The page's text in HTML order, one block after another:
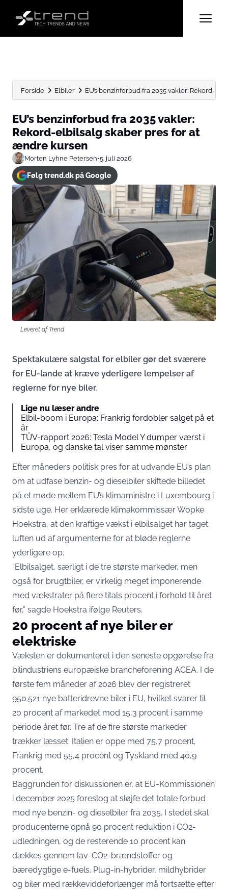
Forside Elbiler EU’s benzinforbud fra 2035 vakler: Rekord-
EU’s benzinforbud fra 2035 vakler:
Rekord-elbilsalg skaber pres for at
ændre kursen
Morten Lyhne Petersen•5. juli 2026
Følg trend.dk på Google
Leveret af Trend
Spektakulære salgstal for elbiler gør det sværere
for EU-lande at kræve yderligere lempelser af
reglerne for nye biler.
Lige nu læser andre
Elbil-boom i Europa: Frankrig fordobler salget på et
år
TÜV-rapport 2026: Tesla Model Y dumper værst i
Europa, og danske tal viser samme mønster
Efter måneders politisk pres for at udvande EU’s plan
om at udfase benzin- og dieselbiler skiftede billedet
på et møde mellem EU’s klimaministre i Luxembourg i
sidste uge. Her erklærede klimakommissær Wopke
Hoekstra, at den kraftige vækst i elbilsalget har taget
luften ud af argumenterne for at bløde reglerne
yderligere op.
“Elbilsalget, særligt i de tre største markeder, men
også for brugtbiler, er virkelig meget imponerende
med vækstrater på flere titals procent i forhold til året
før,” sagde Hoekstra ifølge Reuters.
20 procent af nye biler er
elektriske
Væksten er dokumenteret i den seneste opgørelse fra
bilindustriens europæiske brancheforening ACEA. I de
første fem måneder af 2026 blev der registreret
950.521 nye batteridrevne biler i EU, hvilket svarer til
20 procent af markedet mod 15,3 procent i samme
periode året før. Tre af de fire største markeder
trækker læsset: Italien er oppe med 75,7 procent,
Frankrig med 55,4 procent og Tyskland med 40,9
procent.
Baggrunden for diskussionen er, at EU-Kommissionen
i december 2025 foreslog at sløjfe det totale forbud
mod nye benzin- og dieselbiler fra 2035. I stedet skal
producenterne opnå 90 procent reduktion i CO2-
udledningen, og de resterende 10 procent kan
dækkes gennem lav-CO2-brændstoffer og
bæredygtige e-fuels. Plug-in-hybrider, mildhybrider
og biler med rækkeviddeforlænger må fortsætte efter